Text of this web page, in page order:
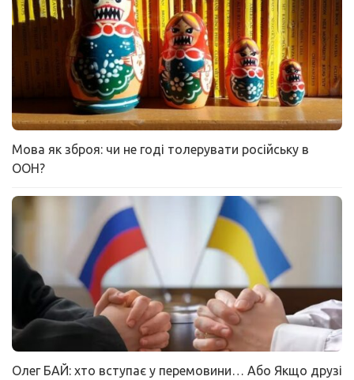
Мова як зброя: чи не годі толерувати російську в
ООН?
Олег БАЙ: хто вступає у перемовини… Або Якщо друзі